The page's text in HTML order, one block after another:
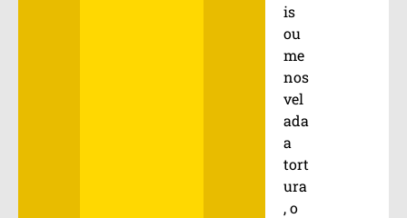
is
ou
me
nos
vel
ada
a
tort
ura
, o